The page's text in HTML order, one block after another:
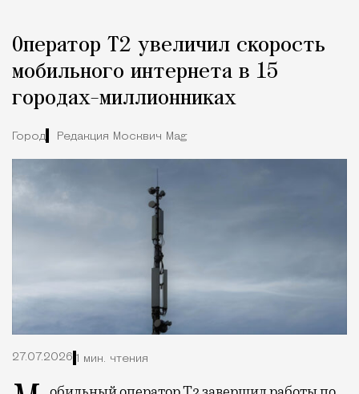
Оператор Т2 увеличил скорость
мобильного интернета в 15
городах-миллионниках
Город Редакция Москвич Mag
27.07.2026 1 мин. чтения